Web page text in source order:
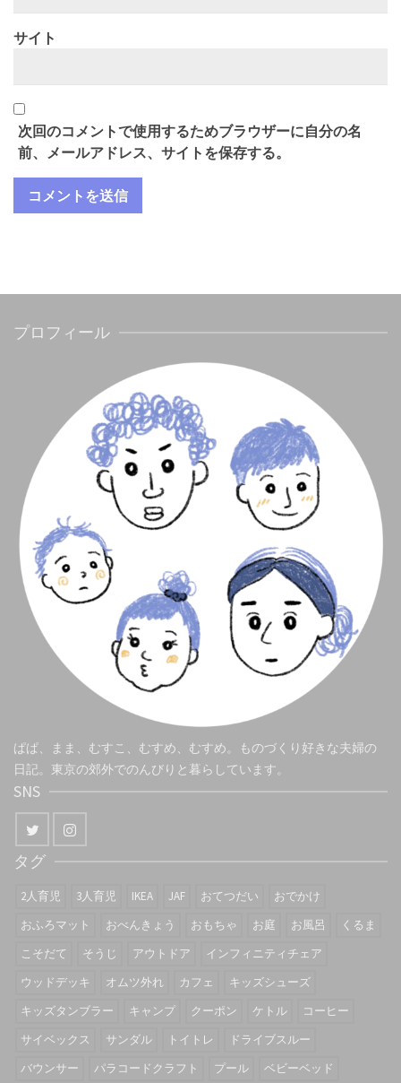
サイト
次回のコメントで使用するためブラウザーに自分の名
前、メールアドレス、サイトを保存する。
プロフィール
ぱぱ、まま、むすこ、むすめ、むすめ。ものづくり好きな夫婦の
日記。東京の郊外でのんびりと暮らしています。
SNS
タグ
2人育児 3人育児 IKEA JAF おてつだい
おでかけ
おふろマット
おべんきょう おもちゃ お庭 お風呂
くるま
こそだて
そうじ アウトドア
インフィニティチェア
ウッドデッキ
オムツ外れ カフェ
キッズシューズ
キッズタンブラー
キャンプ クーポン ケトル
コーヒー
サイベックス
サンダル トイトレ
ドライブスルー
バウンサー
パラコードクラフト プール ベビーベッド